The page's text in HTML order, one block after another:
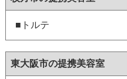
■トルテ
東大阪市の提携美容室